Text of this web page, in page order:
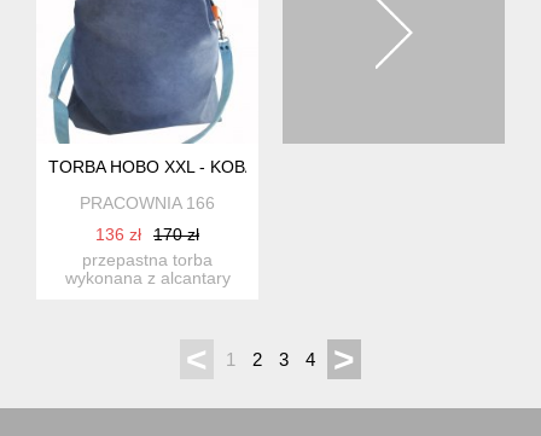
TORBA HOBO XXL - KOBALT, POMARAŃCZ, BŁĘKIT
PRACOWNIA 166
136 zł
170 zł
przepastna torba
wykonana z alcantary
< 1 2 3 4 >